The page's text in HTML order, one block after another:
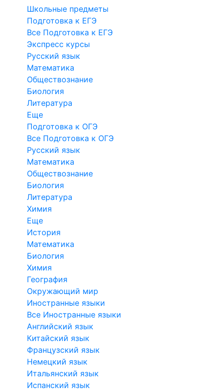
Школьные предметы
Подготовка к ЕГЭ
Все Подготовка к ЕГЭ
Экспресс курсы
Русский язык
Математика
Обществознание
Биология
Литература
Еще
Подготовка к ОГЭ
Все Подготовка к ОГЭ
Русский язык
Математика
Обществознание
Биология
Литература
Химия
Еще
История
Математика
Биология
Химия
География
Окружающий мир
Иностранные языки
Все Иностранные языки
Английский язык
Китайский язык
Французский язык
Немецкий язык
Итальянский язык
Испанский язык